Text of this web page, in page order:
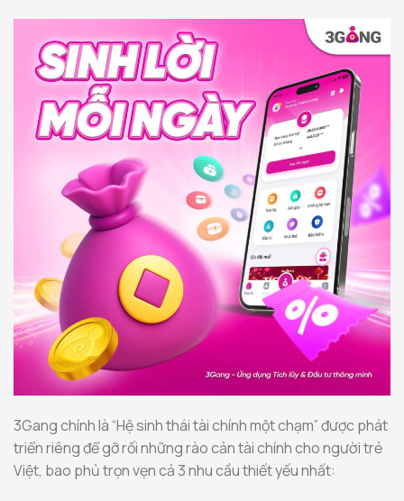
3Gang chính là “Hệ sinh thái tài chính một chạm” được phát
triển riêng để gỡ rối những rào cản tài chính cho người trẻ
Việt, bao phủ trọn vẹn cả 3 nhu cầu thiết yếu nhất: